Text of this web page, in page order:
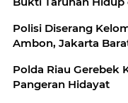
Polisi Diserang
Ambon, Jakarta
Polda Riau Gerebek
Pangeran Hidayat